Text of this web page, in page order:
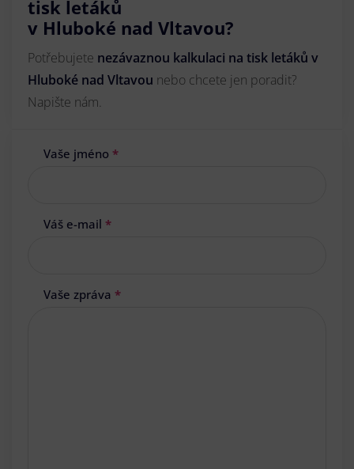
tisk letáků
v Hluboké nad Vltavou?
Potřebujete nezávaznou kalkulaci na tisk letáků v
Hluboké nad Vltavou nebo chcete jen poradit?
Napište nám.
Vaše jméno *
Váš e-mail *
Vaše zpráva *